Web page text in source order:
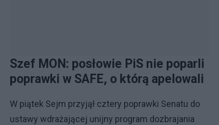
Szef MON: posłowie PiS nie poparli
poprawki w SAFE, o którą apelowali
W piątek Sejm przyjął cztery poprawki Senatu do
ustawy wdrażającej unijny program dozbrajania